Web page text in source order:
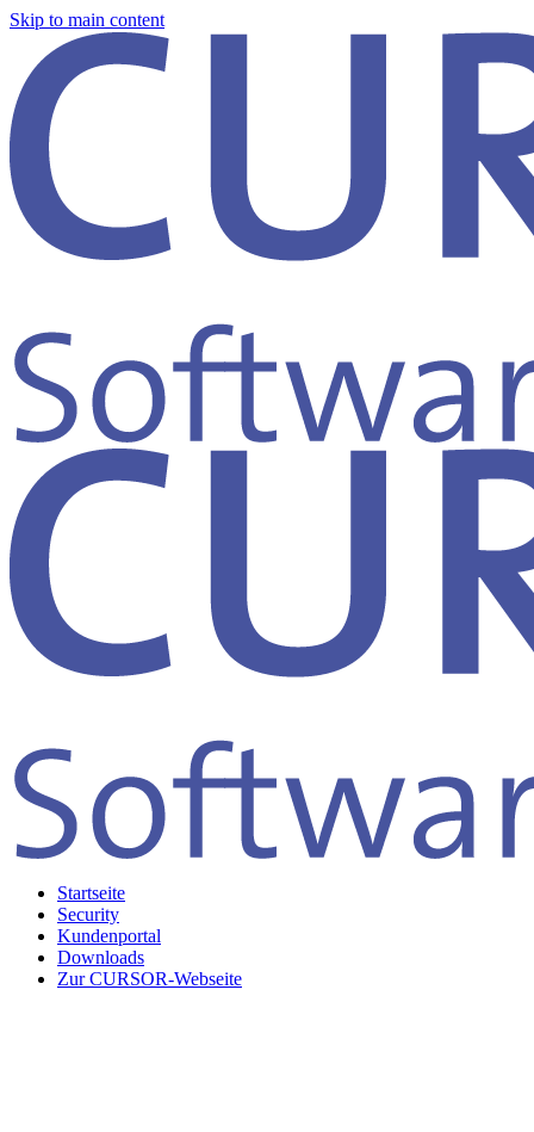
Skip to main content
Startseite
Security
Kundenportal
Downloads
Zur CURSOR-Webseite